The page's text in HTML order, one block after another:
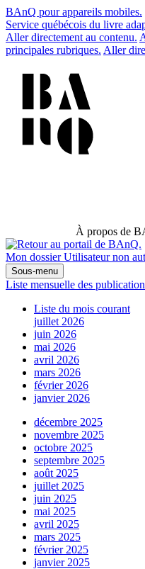
BAnQ pour appareils mobiles.
Service québécois du livre
Aller directement au contenu.
principales rubriques. Aller
À propos de
Mon dossier Utilisateur non
Sous-menu
Liste mensuelle des
Liste du mois courant
juillet 2026
juin 2026
mai 2026
avril 2026
mars 2026
février 2026
janvier 2026
décembre 2025
novembre 2025
octobre 2025
septembre 2025
août 2025
juillet 2025
juin 2025
mai 2025
avril 2025
mars 2025
février 2025
janvier 2025